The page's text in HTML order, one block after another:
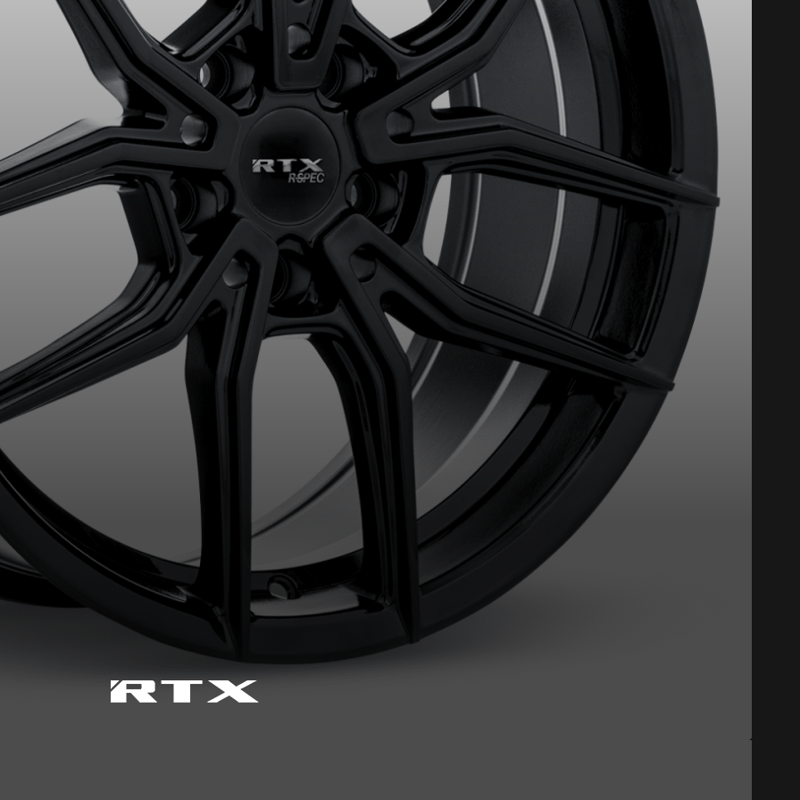
VÉHICULE
aucun résultat ne convenant parfaitement à votre recherche n'est disponible en ligne
qui se fera un plaisir de rechercher des options pour votre configuration.
une possibilité d'équipement pour votre véhicule, vous devez vérifier l'exactitude de l'information sur votre